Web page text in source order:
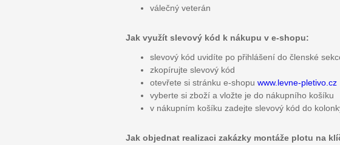
válečný veterán
Jak využít slevový kód k nákupu v e-shopu:
slevový kód uvidíte po přihlášení do členské
zkopírujte slevový kód
otevřete si stránku e-shopu www.levne-pletivo.cz
vyberte si zboží a vložte je do nákupního košíku
v nákupním košíku zadejte slevový kód do
Jak objednat realizaci zakázky montáže plotu na